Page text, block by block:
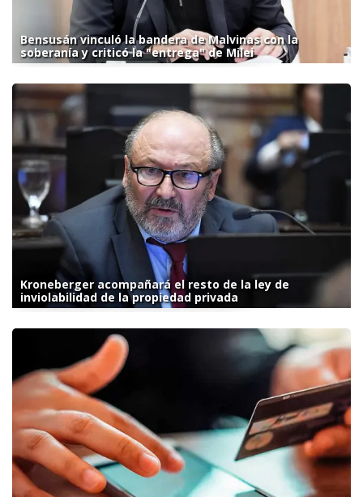
Bensusán vinculó la bandera de Malvinas con la
soberanía y criticó la "entrega" de Milei
Kroneberger acompañará el resto de la ley de
inviolabilidad de la propiedad privada